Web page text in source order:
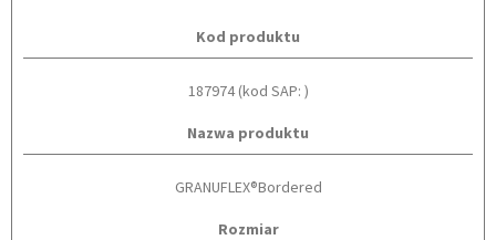
Kod produktu
187974 (kod SAP: )
Nazwa produktu
GRANUFLEX®Bordered
Rozmiar